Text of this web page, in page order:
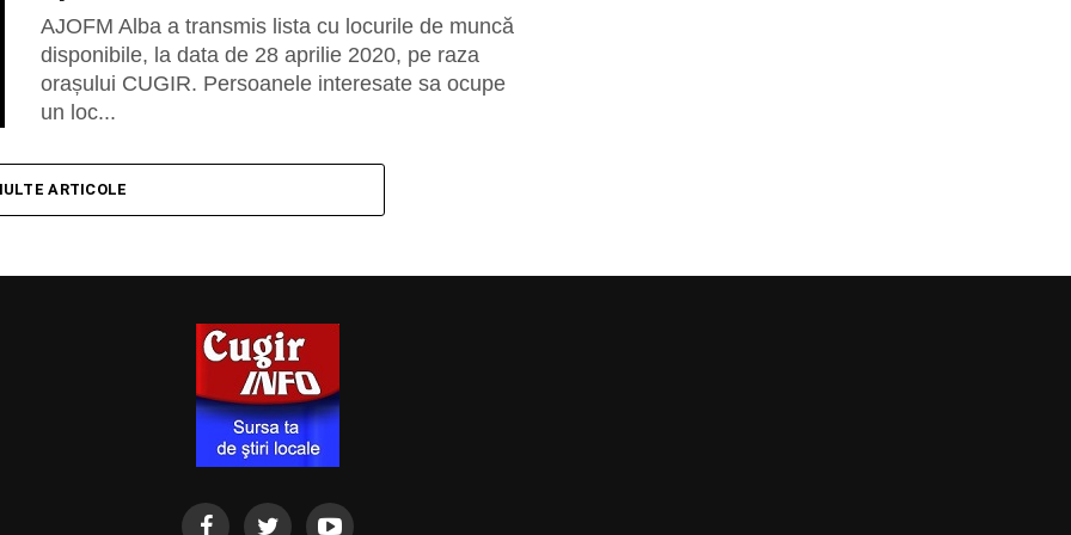
AJOFM Alba a transmis lista cu locurile de muncă
disponibile, la data de 28 aprilie 2020, pe raza
orașului CUGIR. Persoanele interesate sa ocupe
un loc...
ARTICOLE